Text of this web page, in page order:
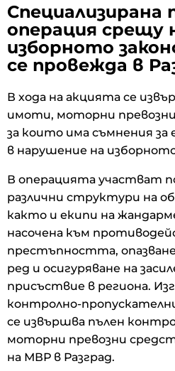
Специализирана
операция срещу
изборното
се провежда в
В хода на акцията се
имоти, моторни
за които има съмнения
в нарушение на
В операцията участват
различни структури на
както и екипи на
насочена към
престъпността,
ред и осигуряване на
присъствие в региона.
контролно-
се извършва пълен
моторни превозни
на МВР в Разград.